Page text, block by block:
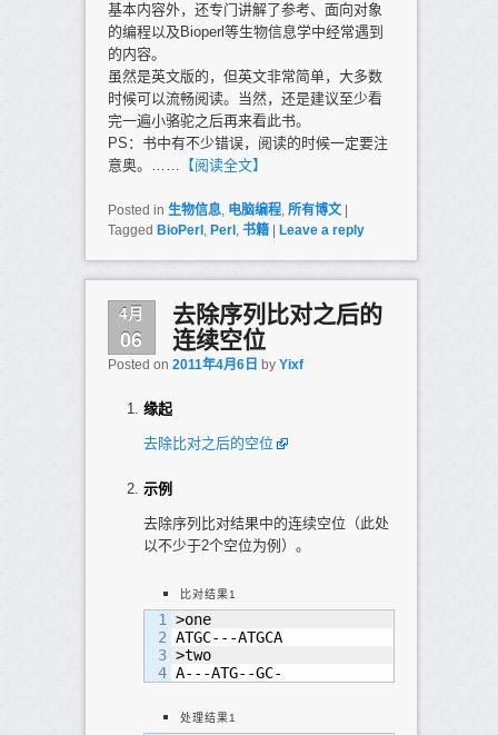
基本内容外，还专门讲解了参考、面向对象
的编程以及Bioperl等生物信息学中经常遇到
的内容。
虽然是英文版的，但英文非常简单，大多数
时候可以流畅阅读。当然，还是建议至少看
完一遍小骆驼之后再来看此书。
PS：书中有不少错误，阅读的时候一定要注
意奥。…… 【阅读全文】
Posted in 生物信息, 电脑编程, 所有博文
Tagged BioPerl , Perl , 书籍 Leave a reply
4月
06
去除序列比对之后的
连续空位
Posted on 2011年4月6日 by Yixf
缘起
去除比对之后的空位
示例
去除序列比对结果中的连续空位（此处
以不少于2个空位为例）。
比对结果1
1
2
3
>one
ATGC---ATGCA
>two
A---ATG--GC-
处理结果1